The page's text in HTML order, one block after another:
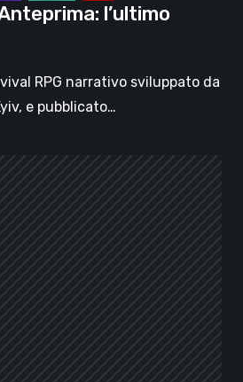
l’ultimo
RPG narrativo sviluppato da
e pubblicato…